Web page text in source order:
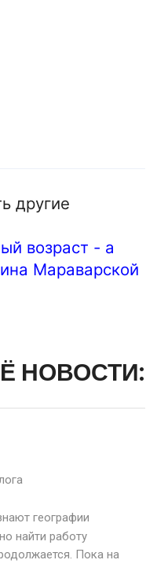
другие
возраст - а
Мараварской
НОВОСТИ:
географии
найти работу
Пока на